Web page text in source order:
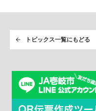
トピックス一覧にもどる